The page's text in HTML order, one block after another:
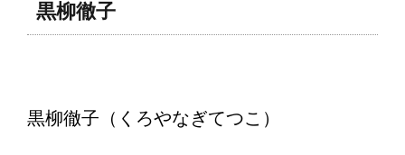
黒柳徹子
黒柳徹子（くろやなぎてつこ）